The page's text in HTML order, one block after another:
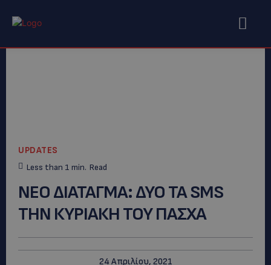
UPDATES
Less than 1 min. Read
ΝΕΟ ΔΙΑΤΑΓΜΑ: ΔΥΟ ΤΑ SMS
ΤΗΝ ΚΥΡΙΑΚΗ ΤΟΥ ΠΑΣΧΑ
24 Απριλίου, 2021